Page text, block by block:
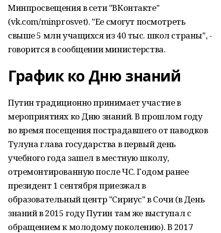
Минпросвещения в сети "ВКонтакте"
(vk.com/minprosvet). "Ее смогут посмотреть
свыше 5 млн учащихся из 40 тыс. школ страны", -
говорится в сообщении министерства.
График ко Дню знаний
Путин традиционно принимает участие в
мероприятиях ко Дню знаний. В прошлом году
во время посещения пострадавшего от паводков
Тулуна глава государства в первый день
учебного года зашел в местную школу,
отремонтированную после ЧС. Годом ранее
президент 1 сентября приезжал в
образовательный центр "Сириус" в Сочи (в День
знаний в 2015 году Путин там же выступал с
обращением к молодому поколению). В 2017